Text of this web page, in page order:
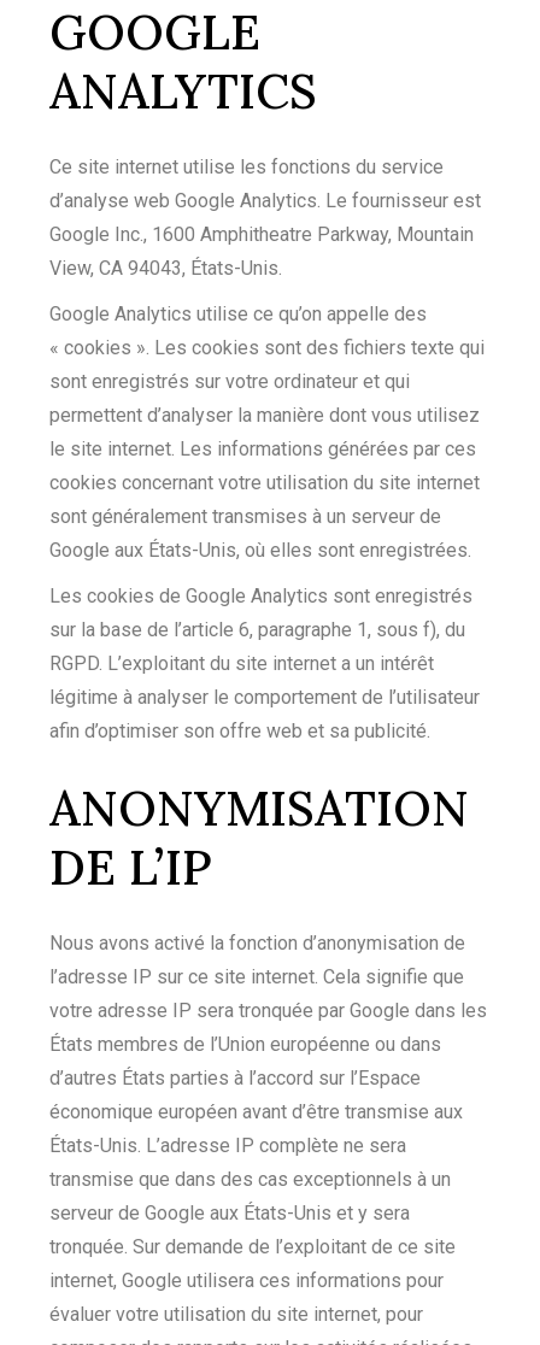
GOOGLE
ANALYTICS
Ce site internet utilise les fonctions du service
d’analyse web Google Analytics. Le fournisseur est
Google Inc., 1600 Amphitheatre Parkway, Mountain
View, CA 94043, États-Unis.
Google Analytics utilise ce qu’on appelle des
« cookies ». Les cookies sont des fichiers texte qui
sont enregistrés sur votre ordinateur et qui
permettent d’analyser la manière dont vous utilisez
le site internet. Les informations générées par ces
cookies concernant votre utilisation du site internet
sont généralement transmises à un serveur de
Google aux États-Unis, où elles sont enregistrées.
Les cookies de Google Analytics sont enregistrés
sur la base de l’article 6, paragraphe 1, sous f), du
RGPD. L’exploitant du site internet a un intérêt
légitime à analyser le comportement de l’utilisateur
afin d’optimiser son offre web et sa publicité.
ANONYMISATION
DE L’IP
Nous avons activé la fonction d’anonymisation de
l’adresse IP sur ce site internet. Cela signifie que
votre adresse IP sera tronquée par Google dans les
États membres de l’Union européenne ou dans
d’autres États parties à l’accord sur l’Espace
économique européen avant d’être transmise aux
États-Unis. L’adresse IP complète ne sera
transmise que dans des cas exceptionnels à un
serveur de Google aux États-Unis et y sera
tronquée. Sur demande de l’exploitant de ce site
internet, Google utilisera ces informations pour
évaluer votre utilisation du site internet, pour